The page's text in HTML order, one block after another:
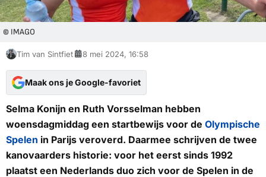
© IMAGO
Tim van Sintfiet 8 mei 2024, 16:58
Maak ons je Google-favoriet
Selma Konijn en Ruth Vorsselman hebben
woensdagmiddag een startbewijs voor de Olympische
Spelen in Parijs veroverd. Daarmee schrijven de twee
kanovaarders historie: voor het eerst sinds 1992
plaatst een Nederlands duo zich voor de Spelen in de